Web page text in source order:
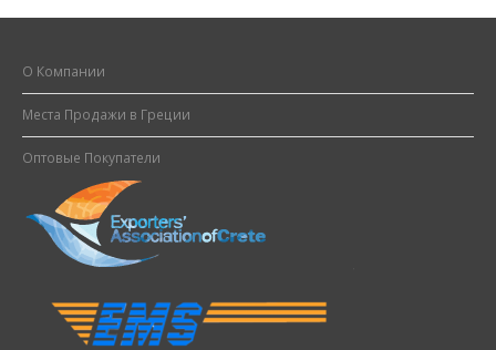
О Компании
Места Продажи в Греции
Оптовые Покупатели